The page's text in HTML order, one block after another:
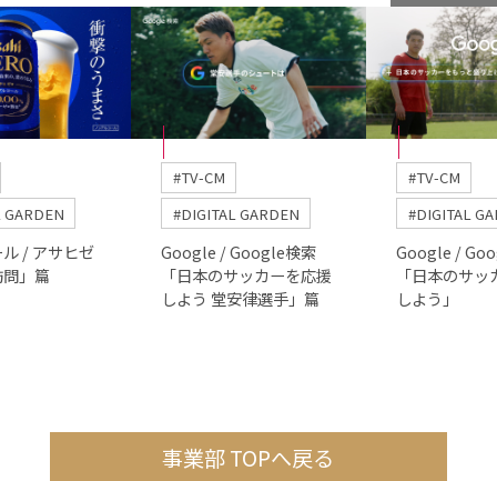
/ アサヒゼ
」篇
#TV-CM
#DIGITAL GARDEN
Google / Google検索
「日本のサッカーを応援
しよう 堂安律選手」篇
#TV-CM
#DIGITAL
Google /
「日本のサ
しよう」
事業部 TOPへ戻る